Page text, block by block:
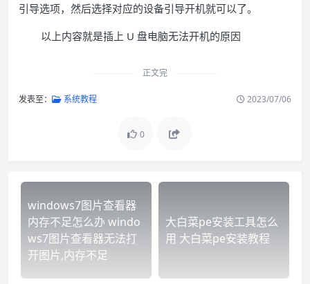
引导选项，然后选择对应的设备引导开机就可以了。
以上内容就是插上 U 盘电脑无法开机的原因
正文完
发表至： 系统教程 2023/07/06
0
windows7图片查看器
内存不足怎么办 windo
ws7图片查看器无法打
开图片,内存不足
大白菜pe安装工具怎么
用 大白菜pe安装教程